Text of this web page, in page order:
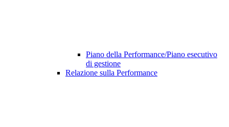
Piano della Performance/Piano esecutivo
di gestione
Relazione sulla Performance